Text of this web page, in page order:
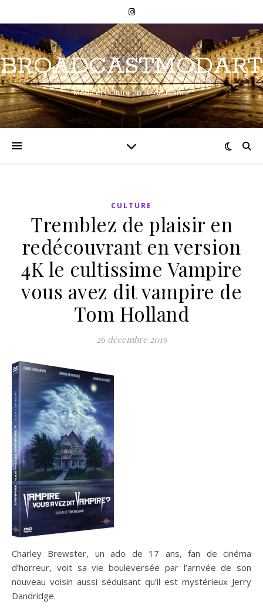
BROADCASTMODART
Mode et Culture en Ile-de-France
CULTURE
Tremblez de plaisir en
redécouvrant en version
4K le cultissime Vampire
vous avez dit vampire de
Tom Holland
26 décembre 2019
Charley Brewster, un ado de 17 ans, fan de cinéma
d’horreur, voit sa vie bouleversée par l’arrivée de son
nouveau voisin aussi séduisant qu’il est mystérieux Jerry
Dandridge.